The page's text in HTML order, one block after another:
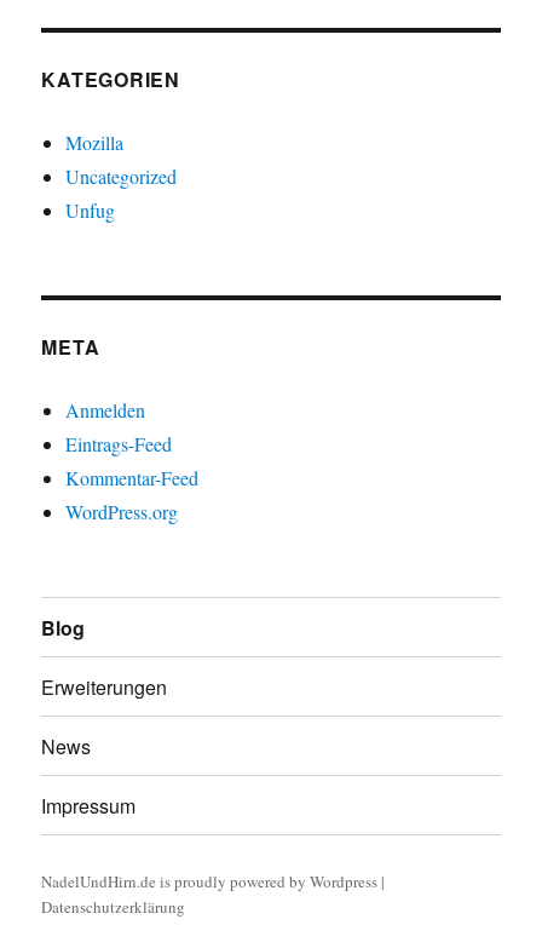
KATEGORIEN
Mozilla
Uncategorized
Unfug
META
Anmelden
Eintrags-Feed
Kommentar-Feed
WordPress.org
Blog
Erweiterungen
News
Impressum
NadelUndHirn.de is proudly powered byWordpress |
Datenschutzerklärung